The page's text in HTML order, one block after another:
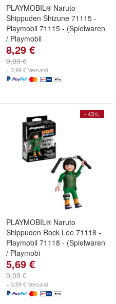
PLAYMOBIL® Naruto
Shippuden Shizune 71115 -
Playmobil 71115 - (Spielwaren
/ Playmobil
8,29 €
9,99 €
+ 3,99 € Versand
- 43%
PLAYMOBIL® Naruto
Shippuden Rock Lee 71118 -
Playmobil 71118 - (Spielwaren
/ Playmobi
5,69 €
9,99 €
+ 3,99 € Versand